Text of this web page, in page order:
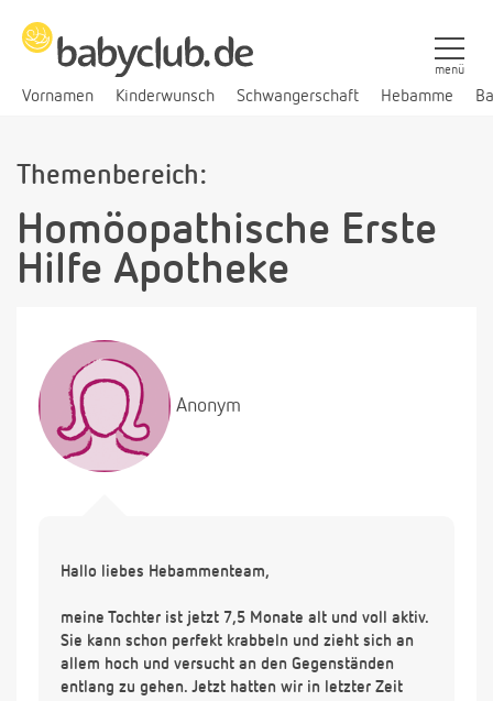
Vornamen Kinderwunsch Schwangerschaft Hebamme
menü
Themenbereich:
Homöopathische Erste
Hilfe Apotheke
Anonym
Hallo liebes Hebammenteam,
meine Tochter ist jetzt 7,5 Monate alt und voll aktiv.
Sie kann schon perfekt krabbeln und zieht sich an
allem hoch und versucht an den Gegenständen
entlang zu gehen. Jetzt hatten wir in letzter Zeit